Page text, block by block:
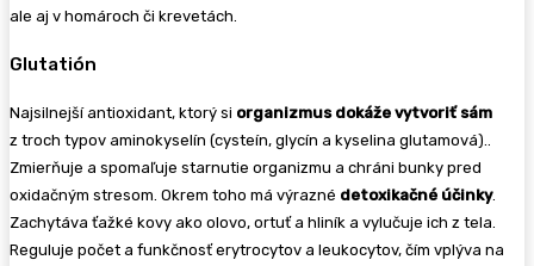
ale aj v homároch či krevetách.
Glutatión
Najsilnejší antioxidant, ktorý si organizmus dokáže vytvoriť sám
z troch typov aminokyselín (cysteín, glycín a kyselina glutamová)..
Zmierňuje a spomaľuje starnutie organizmu a chráni bunky pred
oxidačným stresom. Okrem toho má výrazné detoxikačné účinky.
Zachytáva ťažké kovy ako olovo, ortuť a hliník a vylučuje ich z tela.
Reguluje počet a funkčnosť erytrocytov a leukocytov, čím vplýva na